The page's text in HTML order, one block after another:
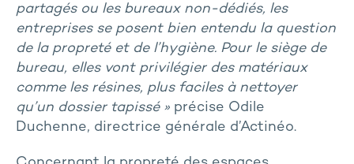
partagés ou les bureaux non-dédiés, les
entreprises se posent bien entendu la question
de la propreté et de l’hygiène. Pour le siège de
bureau, elles vont privilégier des matériaux
comme les résines, plus faciles à nettoyer
qu’un dossier tapissé » précise Odile
Duchenne, directrice générale d’Actinéo.